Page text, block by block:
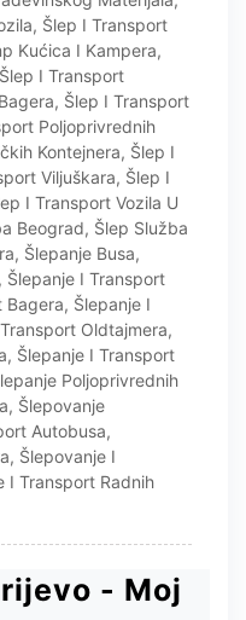
, Šlep I Transport
Kućica I Kampera,
Šlep I Transport
, Šlep I Transport
Poljoprivrednih
Kontejnera, Šlep I
Viljuškara, Šlep I
I Transport Vozila U
Beograd, Šlep Služba
, Šlepanje Busa,
, Šlepanje I Transport
Bagera, Šlepanje I
Oldtajmera,
, Šlepanje I Transport
Poljoprivrednih
, Šlepovanje
Autobusa,
, Šlepovanje I
I Transport Radnih
- Moj